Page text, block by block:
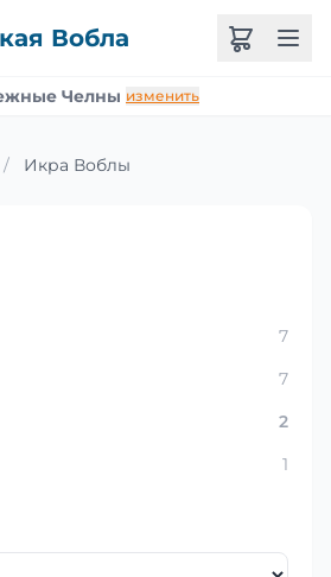
Вобла
Челны изменить
/ Икра Воблы
7
7
2
1